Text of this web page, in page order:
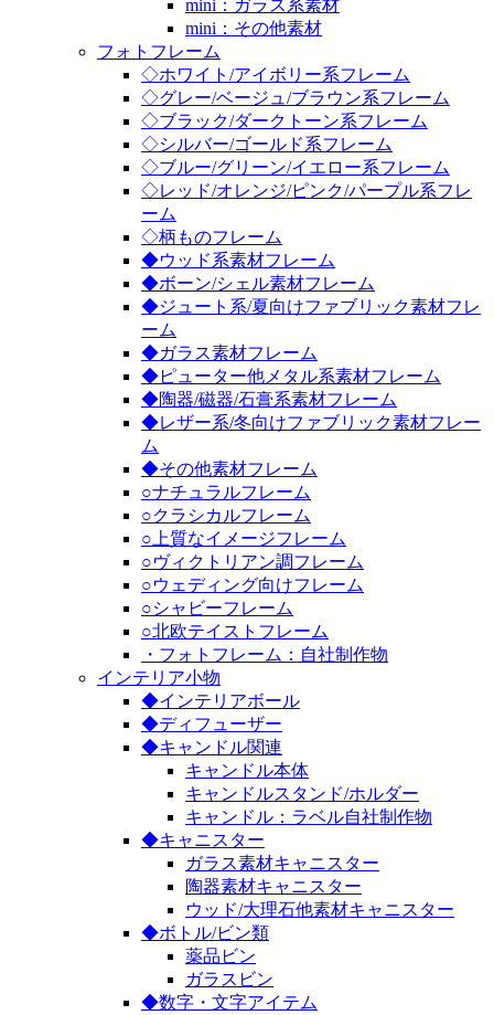
mini：ガラス系素材
mini：その他素材
フォトフレーム
◇ホワイト/アイボリー系フレーム
◇グレー/ベージュ/ブラウン系フレーム
◇ブラック/ダークトーン系フレーム
◇シルバー/ゴールド系フレーム
◇ブルー/グリーン/イエロー系フレーム
◇レッド/オレンジ/ピンク/パープル系フレ
ーム
◇柄ものフレーム
◆ウッド系素材フレーム
◆ボーン/シェル素材フレーム
◆ジュート系/夏向けファブリック素材フレ
ーム
◆ガラス素材フレーム
◆ピューター他メタル系素材フレーム
◆陶器/磁器/石膏系素材フレーム
◆レザー系/冬向けファブリック素材フレー
ム
◆その他素材フレーム
○ナチュラルフレーム
○クラシカルフレーム
○上質なイメージフレーム
○ヴィクトリアン調フレーム
○ウェディング向けフレーム
○シャビーフレーム
○北欧テイストフレーム
・フォトフレーム：自社制作物
インテリア小物
◆インテリアボール
◆ディフューザー
◆キャンドル関連
キャンドル本体
キャンドルスタンド/ホルダー
キャンドル：ラベル自社制作物
◆キャニスター
ガラス素材キャニスター
陶器素材キャニスター
ウッド/大理石他素材キャニスター
◆ボトル/ビン類
薬品ビン
ガラスビン
◆数字・文字アイテム